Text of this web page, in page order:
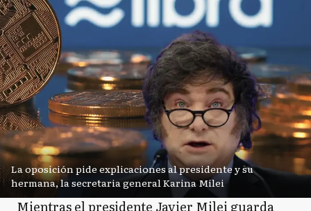
La oposición pide explicaciones al presidente y su
hermana, la secretaria general Karina Milei
Mientras el presidente Javier Milei guarda